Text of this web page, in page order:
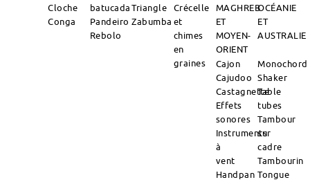
Cloche
Conga
batucada
Pandeiro
Rebolo
Triangle
Zabumba
Crécelle
et
chimes
en
graines
MAGHREB
ET
MOYEN-
ORIENT
OCÉANIE
ET
AUSTRALIE
Cajon
Cajudoo
Castagnette
Effets
sonores
Instruments
à
vent
Handpan
Monochord
Shaker
Table
tubes
Tambour
sur
cadre
Tambourin
Tongue